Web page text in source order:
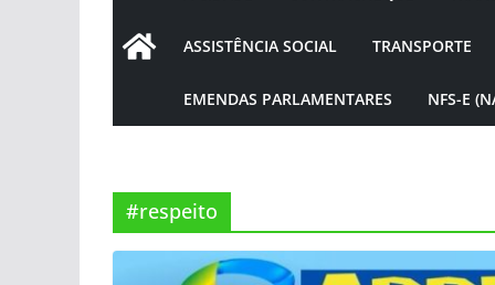
ASSISTÊNCIA SOCIAL TRANSPORTE
EMENDAS PARLAMENTARES NFS-E
#respeito